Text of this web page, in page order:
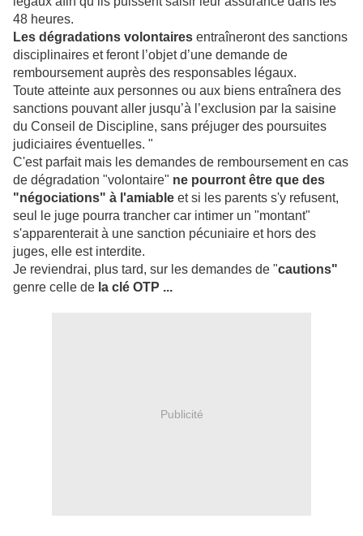
48 heures.
Les dégradations volontaires entraîneront des sanctions
disciplinaires et feront l’objet d’une demande de
remboursement auprès des responsables légaux.
Toute atteinte aux personnes ou aux biens entraînera des
sanctions pouvant aller jusqu’à l’exclusion par la saisine
du Conseil de Discipline, sans préjuger des poursuites
judiciaires éventuelles. "
C'est parfait mais les demandes de remboursement en cas
de dégradation "volontaire" ne pourront être que des
"négociations" à l'amiable et si les parents s'y refusent,
seul le juge pourra trancher car intimer un "montant"
s'apparenterait à une sanction pécuniaire et hors des
juges, elle est interdite.
Je reviendrai, plus tard, sur les demandes de "cautions"
genre celle de la clé OTP ...
Publicité